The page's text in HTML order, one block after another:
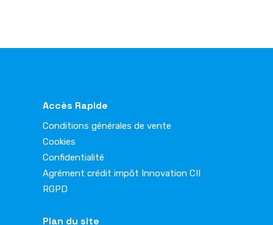
Accès Rapide
Conditions générales de vente
Cookies
Confidentialité
Agrément crédit impôt Innovation CII
RGPD
Plan du site